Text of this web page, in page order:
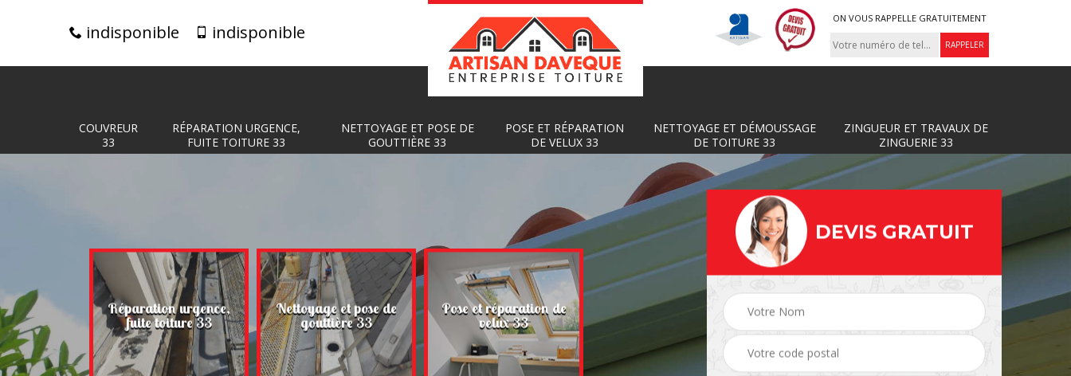
indisponible indisponible
ON VOUS RAPPELLE GRATUITEMENT
COUVREUR
33
RÉPARATION URGENCE,
FUITE TOITURE 33
NETTOYAGE ET POSE DE
GOUTTIÈRE 33
POSE ET RÉPARATION
DE VELUX 33
NETTOYAGE ET DÉMOUSSAGE
DE TOITURE 33
ZINGUEUR ET TRAVAUX DE
ZINGUERIE 33
33 Réparation urgence,
fuite toiture 33
Nettoyage et pose de
gouttière 33
Pose et réparation de
velux 33
Nettoyage et
démoussage de toiture Zingueur et travaux de
zinguerie 33 Couvreur 33
DEVIS GRATUIT